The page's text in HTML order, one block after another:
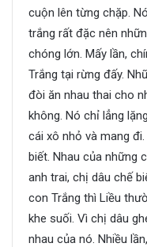
cuộn lên từng chặp.
trắng rất đặc nên
chóng lớn. Mấy lần,
Trắng tại rừng đấy.
đòi ăn nhau thai cho
không. Nó chỉ lẳng
cái xô nhỏ và mang
biết. Nhau của những
anh trai, chị dâu chế
con Trắng thì Liều
khe suối. Vì chị dâu
nhau của nó. Nhiều